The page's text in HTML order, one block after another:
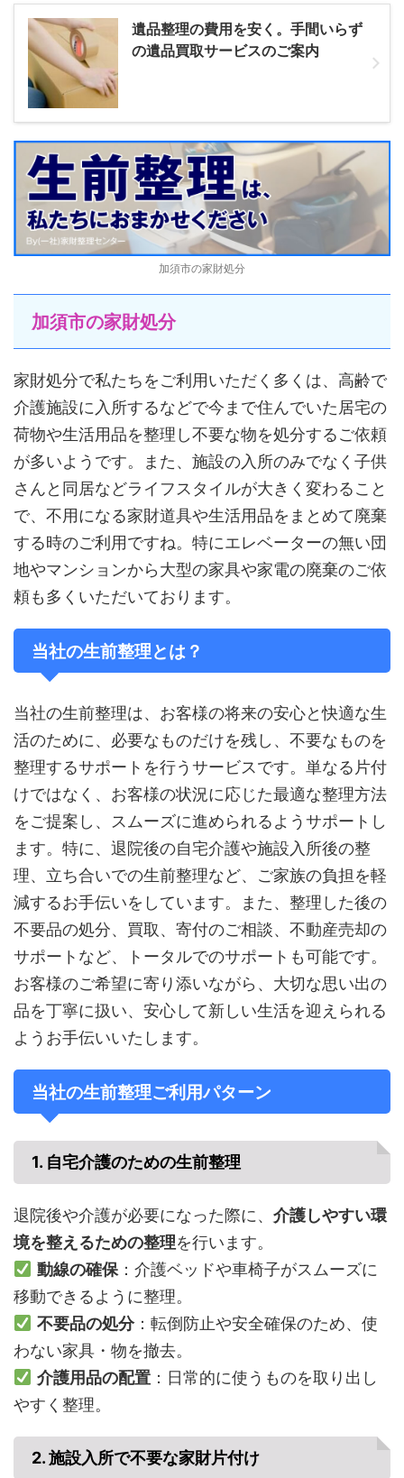
遺品整理の費用を安く。手間いらず
の遺品買取サービスのご案内
加須市の家財処分
加須市の家財処分
家財処分で私たちをご利用いただく多くは、高齢で
介護施設に入所するなどで今まで住んでいた居宅の
荷物や生活用品を整理し不要な物を処分するご依頼
が多いようです。また、施設の入所のみでなく子供
さんと同居などライフスタイルが大きく変わること
で、不用になる家財道具や生活用品をまとめて廃棄
する時のご利用ですね。特にエレベーターの無い団
地やマンションから大型の家具や家電の廃棄のご依
頼も多くいただいております。
当社の生前整理とは？
当社の生前整理は、お客様の将来の安心と快適な生
活のために、必要なものだけを残し、不要なものを
整理するサポートを行うサービスです。単なる片付
けではなく、お客様の状況に応じた最適な整理方法
をご提案し、スムーズに進められるようサポートし
ます。特に、退院後の自宅介護や施設入所後の整
理、立ち合いでの生前整理など、ご家族の負担を軽
減するお手伝いをしています。また、整理した後の
不要品の処分、買取、寄付のご相談、不動産売却の
サポートなど、トータルでのサポートも可能です。
お客様のご希望に寄り添いながら、大切な思い出の
品を丁寧に扱い、安心して新しい生活を迎えられる
ようお手伝いいたします。
当社の生前整理ご利用パターン
1. 自宅介護のための生前整理
退院後や介護が必要になった際に、 介護しやすい環
境を整えるための整理を行います。
動線の確保：介護ベッドや車椅子がスムーズに
移動できるように整理。
不要品の処分：転倒防止や安全確保のため、使
わない家具・物を撤去。
介護用品の配置：日常的に使うものを取り出し
やすく整理。
2. 施設入所で不要な家財片付け